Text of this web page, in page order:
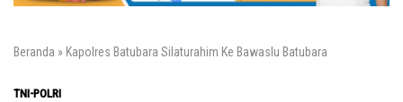
Beranda » Kapolres Batubara Silaturahim Ke Bawaslu Batubara
TNI-POLRI